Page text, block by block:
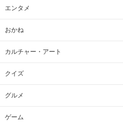
エンタメ
おかね
カルチャー・アート
クイズ
グルメ
ゲーム